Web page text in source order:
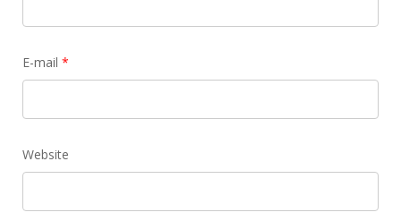
E-mail *
Website